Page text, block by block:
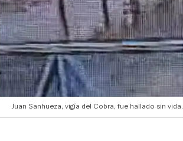
Juan Sanhueza, vigía del Cobra, fue hallado sin vida.